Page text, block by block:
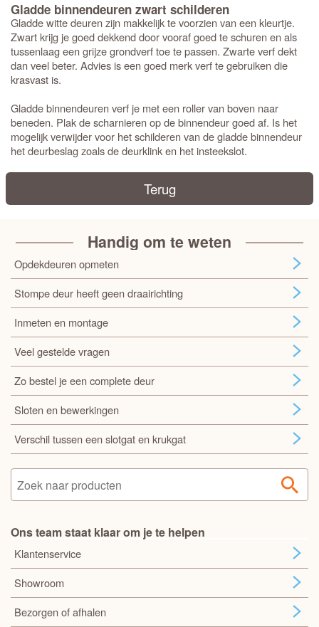
Gladde binnendeuren zwart schilderen
Gladde witte deuren zijn makkelijk te voorzien van een kleurtje.
Zwart krijg je goed dekkend door vooraf goed te schuren en als
tussenlaag een grijze grondverf toe te passen. Zwarte verf dekt
dan veel beter. Advies is een goed merk verf te gebruiken die
krasvast is.
Gladde binnendeuren verf je met een roller van boven naar
beneden. Plak de scharnieren op de binnendeur goed af. Is het
mogelijk verwijder voor het schilderen van de gladde binnendeur
het deurbeslag zoals de deurklink en het insteekslot.
Terug
Handig om te weten
Opdekdeuren opmeten
Stompe deur heeft geen draairichting
Inmeten en montage
Veel gestelde vragen
Zo bestel je een complete deur
Sloten en bewerkingen
Verschil tussen een slotgat en krukgat
Ons team staat klaar om je te helpen
Klantenservice
Showroom
Bezorgen of afhalen